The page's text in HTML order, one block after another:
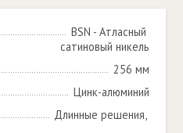
BSN - Атласный
сатиновый никель
256 мм
Цинк-алюминий
Длинные решения,